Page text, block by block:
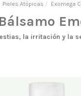
Pieles Atópicas Exomega
la irritación y la